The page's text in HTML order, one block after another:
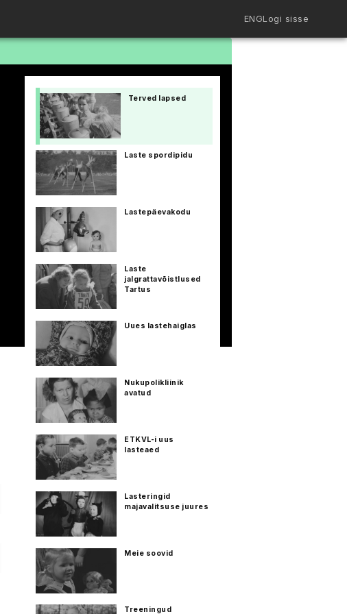
ENGLogi sisse
Terved lapsed
Laste spordipidu
Lastepäevakodu
Laste
jalgrattavõistlused
Tartus
Uues lastehaiglas
Nukupolikliinik
avatud
ETKVL-i uus
lasteaed
Lasteringid
majavalitsuse juures
Meie soovid
Treeningud